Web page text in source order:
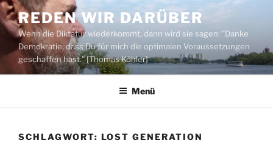
Zum
Inhalt
springen
REDEN WIR DARÜBER
Wenn die Diktatur wiederkommt, dann wird sie sagen: "Danke
Demokratie, dass Du für mich die optimalen Voraussetzungen
geschaffen hast." [Thomas Köhler]
Menü
SCHLAGWORT: LOST GENERATION